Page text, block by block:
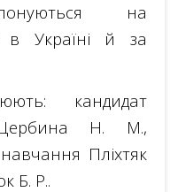
на
в Україні й за
кандидат
Щербина Н. М.,
Пліхтяк
Б. Р..